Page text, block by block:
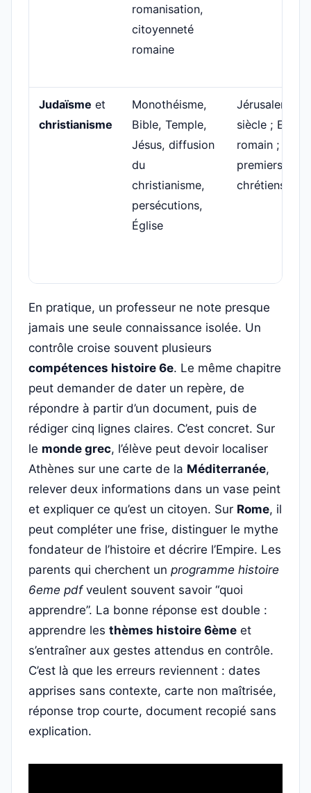
romanisation,
citoyenneté
romaine
Judaïsme et
christianisme
Monothéisme,
Bible, Temple,
Jésus, diffusion
du
christianisme,
persécutions,
Église
Jérusalem ;
siècle ;
romain ;
premiers
chrétiens
En pratique, un professeur ne note presque
jamais une seule connaissance isolée. Un
contrôle croise souvent plusieurs
compétences histoire 6e. Le même chapitre
peut demander de dater un repère, de
répondre à partir d’un document, puis de
rédiger cinq lignes claires. C’est concret. Sur
le monde grec, l’élève peut devoir localiser
Athènes sur une carte de la Méditerranée,
relever deux informations dans un vase peint
et expliquer ce qu’est un citoyen. Sur Rome, il
peut compléter une frise, distinguer le mythe
fondateur de l’histoire et décrire l’Empire. Les
parents qui cherchent un programme histoire
6eme pdfveulent souvent savoir “quoi
apprendre”. La bonne réponse est double :
apprendre les thèmes histoire 6ème et
s’entraîner aux gestes attendus en contrôle.
C’est là que les erreurs reviennent : dates
apprises sans contexte, carte non maîtrisée,
réponse trop courte, document recopié sans
explication.